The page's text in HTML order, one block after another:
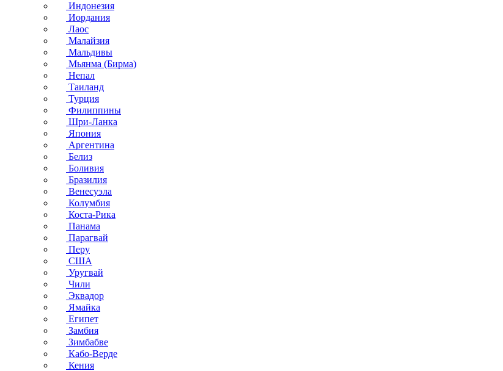
Индонезия
Иордания
Лаос
Малайзия
Мальдивы
Мьянма (Бирма)
Непал
Таиланд
Турция
Филиппины
Шри-Ланка
Япония
Аргентина
Белиз
Боливия
Бразилия
Венесуэла
Колумбия
Коста-Рика
Панама
Парагвай
Перу
США
Уругвай
Чили
Эквадор
Ямайка
Египет
Замбия
Зимбабве
Кабо-Верде
Кения